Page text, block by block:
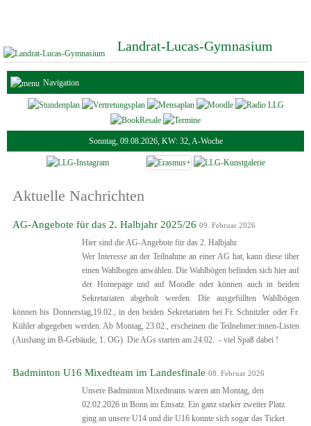
Landrat-Lucas-Gymnasium
Navigation
Sonntag, 09.08.2026, KW: 32, A-Woche
Aktuelle Nachrichten
AG-Angebote für das 2. Halbjahr 2025/26 09. Februar 2026
Hier sind die AG-Angebote für das 2. Halbjahr.
Wer Interesse an der Teilnahme an einer AG hat, kann diese über
einen Wahlbogen anwählen. Die Wahlbögen befinden sich hier auf
der Homepage und auf Moodle oder können auch in beiden
Sekretariaten abgeholt werden. Die ausgefüllten Wahlbögen
können bis Donnerstag,19.02., in den beiden Sekretariaten bei Fr. Schnitzler oder Fr.
Kühler abgegeben werden. Ab Montag, 23.02., erscheinen die Teilnehmer:innen-Listen
(Aushang im B-Gebäude, 1. OG). Die AGs starten am 24.02. - viel Spaß dabei !
Badminton U16 Mixedteam im Landesfinale 08. Februar 2026
Unsere Badminton Mixedteams waren am Montag, den
02.02.2026 in Bonn im Einsatz. Ein ganz starker zweiter Platz
ging an unsere U14 und die U16 konnte sich sogar das Ticket